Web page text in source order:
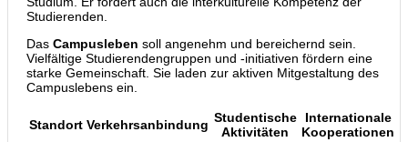
Studierenden.
Das Campusleben soll angenehm und bereichernd sein.
Vielfältige Studierendengruppen und -initiativen fördern eine
starke Gemeinschaft. Sie laden zur aktiven Mitgestaltung des
Campuslebens ein.
Standort Verkehrsanbindung Studentische
Aktivitäten
Internationale
Kooperationen